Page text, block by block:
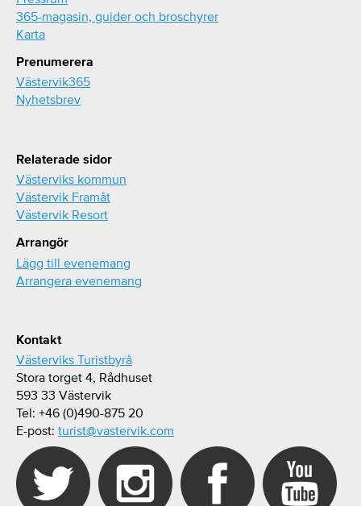
365-magasin, guider och broschyrer
Karta
Prenumerera
Västervik365
Nyhetsbrev
Relaterade sidor
Västerviks kommun
Västervik Framåt
Västervik Resort
Arrangör
Lägg till evenemang
Arrangera evenemang
Kontakt
Västerviks Turistbyrå
Stora torget 4, Rådhuset
593 33 Västervik
Tel: +46 (0)490-875 20
E-post: turist@vastervik.com